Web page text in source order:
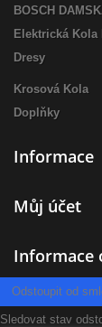
BOSCH
Elektrická Kola
Dresy
Krosová Kola
Doplňky
Informace
Můj účet
Informace
Odstoupit od
Sledovat stav